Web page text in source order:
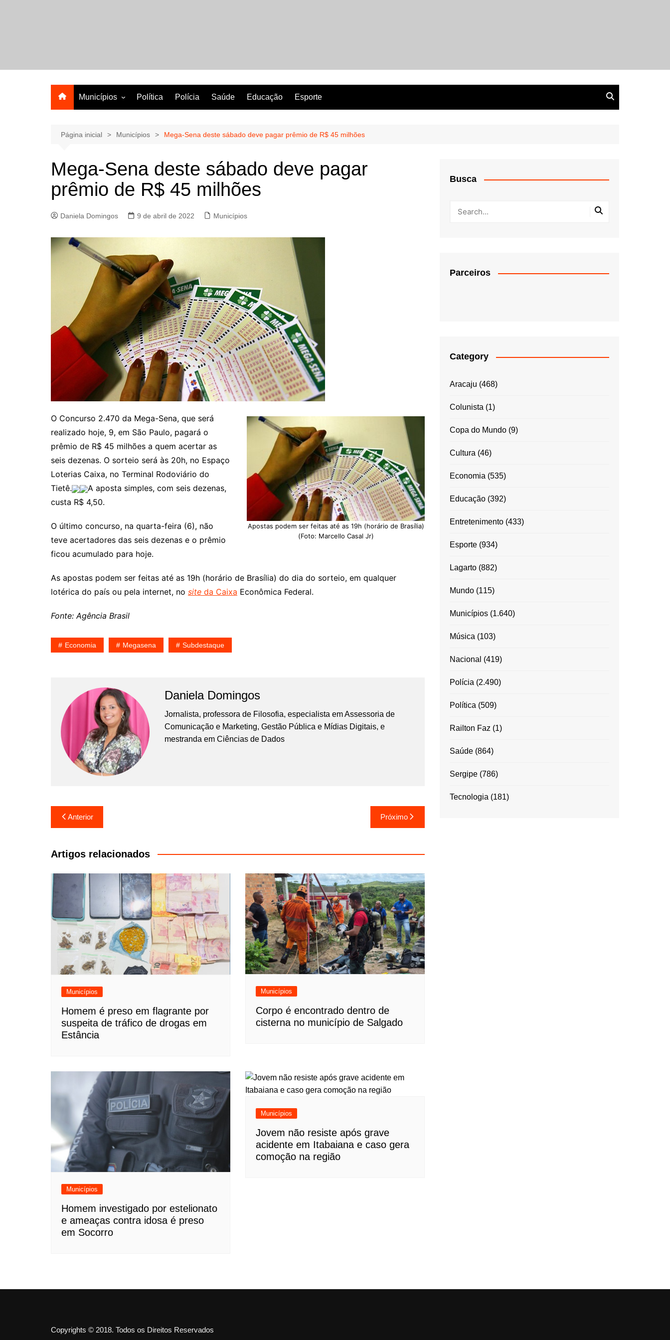
Municípios
Lagarto
Política Polícia Saúde Educação Esporte
Página inicial Municípios Mega-Sena deste sábado deve pagar prêmio de R$ 45 milhões
Mega-Sena deste sábado deve pagar
prêmio de R$ 45 milhões
Daniela Domingos 9 de abril de 2022 Municípios
Apostas podem ser feitas até as 19h (horário de Brasília)
(Foto: Marcello Casal Jr)
O Concurso 2.470 da Mega-Sena, que será
realizado hoje, 9, em São Paulo, pagará o
prêmio de R$ 45 milhões a quem acertar as
seis dezenas. O sorteio será às 20h, no Espaço
Loterias Caixa, no Terminal Rodoviário do
Tietê.
A aposta simples, com seis dezenas,
custa R$ 4,50.
O último concurso, na quarta-feira (6), não
teve acertadores das seis dezenas e o prêmio
ficou acumulado para hoje.
As apostas podem ser feitas até as 19h (horário de Brasília) do dia do sorteio, em qualquer
lotérica do país ou pela internet, no site da Caixa Econômica Federal.
Fonte: Agência Brasil
Economia Megasena Subdestaque
Daniela Domingos
Jornalista, professora de Filosofia, especialista em Assessoria de
Comunicação e Marketing, Gestão Pública e Mídias Digitais, e
mestranda em Ciências de Dados
Navegação
de
Post
Anterior Próximo
Artigos relacionados
Municípios
Homem é preso em flagrante por
suspeita de tráfico de drogas em
Estância
Municípios
Corpo é encontrado dentro de
cisterna no município de Salgado
Municípios
Homem investigado por estelionato
e ameaças contra idosa é preso
em Socorro
Municípios
Jovem não resiste após grave
acidente em Itabaiana e caso gera
comoção na região
Busca
Parceiros
Category
Aracaju (468)
Colunista (1)
Copa do Mundo (9)
Cultura (46)
Economia (535)
Educação (392)
Entretenimento (433)
Esporte (934)
Lagarto (882)
Mundo (115)
Municípios (1.640)
Música (103)
Nacional (419)
Polícia (2.490)
Política (509)
Railton Faz (1)
Saúde (864)
Sergipe (786)
Tecnologia (181)
Copyrights © 2018. Todos os Direitos Reservados